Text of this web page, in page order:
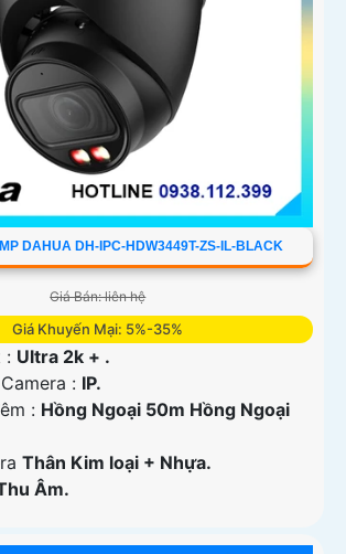
DAHUA DH-IPC-HDW3449T-ZS-IL-BLACK
Giá Bán: liên hệ
Giá Khuyến Mại: 5%-35%
: Ultra 2k + .
: IP.
: Hồng Ngoại 50m Hồng Ngoại
Thân Kim loại + Nhựa.
Âm.